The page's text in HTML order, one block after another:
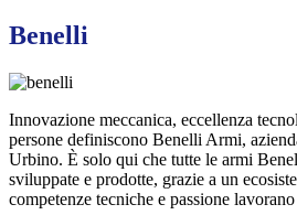
Benelli
Innovazione meccanica, eccellenza
persone definiscono Benelli Armi,
Urbino. È solo qui che tutte le armi
sviluppate e prodotte, grazie a un
competenze tecniche e passione